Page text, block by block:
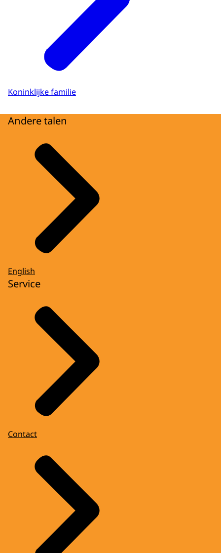
Koninklijke familie
Andere talen
English
Service
Contact